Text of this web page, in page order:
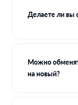
Делаете ли вы
Можно
на новый?